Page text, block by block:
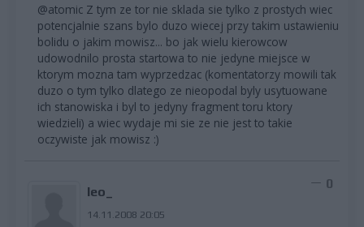
@atomic Z tym ze tor nie sklada sie tylko z prostych wiec
potencjalnie szans bylo duzo wiecej przy takim ustawieniu
bolidu o jakim mowisz... bo jak wielu kierowcow
udowodnilo prosta startowa to nie jedyne miejsce w
ktorym mozna tam wyprzedzac (komentatorzy mowili tak
duzo o tym tylko dlatego ze nieopodal byly usytuowane
ich stanowiska i byl to jedyny fragment toru ktory
wiedzieli) a wiec wydaje mi sie ze nie jest to takie
oczywiste jak mowisz :)
leo_
14.11.2008 20:05
0